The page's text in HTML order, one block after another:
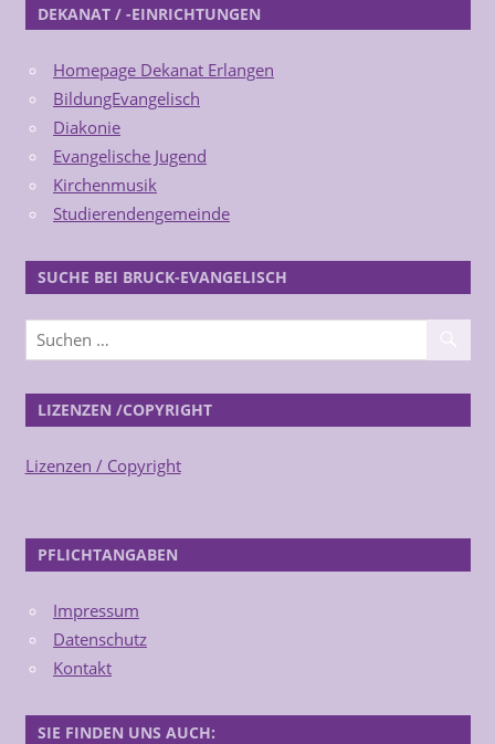
DEKANAT / -EINRICHTUNGEN
Homepage Dekanat Erlangen
BildungEvangelisch
Diakonie
Evangelische Jugend
Kirchenmusik
Studierendengemeinde
SUCHE BEI BRUCK-EVANGELISCH
LIZENZEN /COPYRIGHT
Lizenzen / Copyright
PFLICHTANGABEN
Impressum
Datenschutz
Kontakt
SIE FINDEN UNS AUCH: